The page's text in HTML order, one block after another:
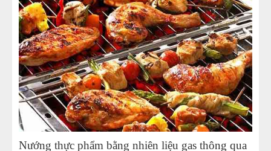
Nướng thực phẩm bằng nhiên liệu gas thông qua